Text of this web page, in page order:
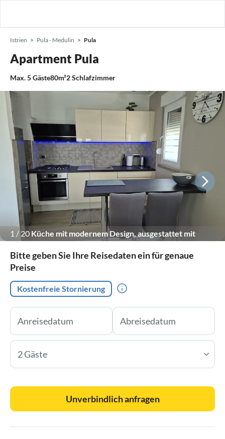
Istrien Pula - Medulin Pula
Apartment Pula
Max.5Gäste80m²2Schlafzimmer
1 /20 Küche mit modernem Design, ausgestattet mit
Insel.
Bitte geben Sie Ihre Reisedaten ein für genaue
Preise
Kostenfreie Stornierung
2 Gäste
Unverbindlich anfragen